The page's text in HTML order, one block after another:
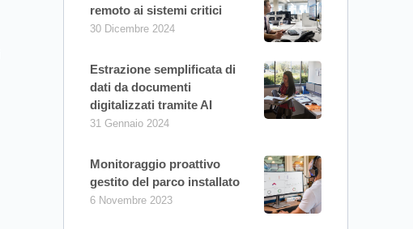
remoto ai sistemi critici
30 Dicembre 2024
Estrazione semplificata di
dati da documenti
digitalizzati tramite AI
31 Gennaio 2024
Monitoraggio proattivo
gestito del parco installato
6 Novembre 2023